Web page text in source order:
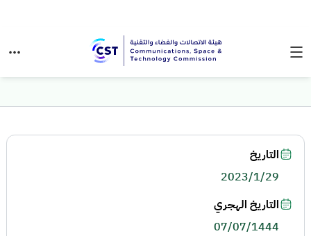
التاريخ
2023/1/29
التاريخ الهجري
07/07/1444